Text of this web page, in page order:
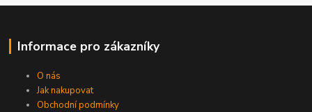
Informace pro zákazníky
O nás
Jak nakupovat
Obchodní podmínky